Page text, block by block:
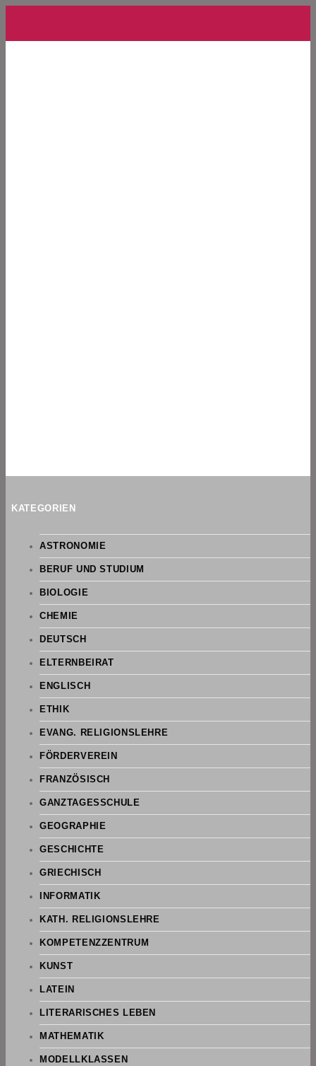
KATEGORIEN
ASTRONOMIE
BERUF UND STUDIUM
BIOLOGIE
CHEMIE
DEUTSCH
ELTERNBEIRAT
ENGLISCH
ETHIK
EVANG. RELIGIONSLEHRE
FÖRDERVEREIN
FRANZÖSISCH
GANZTAGESSCHULE
GEOGRAPHIE
GESCHICHTE
GRIECHISCH
INFORMATIK
KATH. RELIGIONSLEHRE
KOMPETENZZENTRUM
KUNST
LATEIN
LITERARISCHES LEBEN
MATHEMATIK
MODELLKLASSEN